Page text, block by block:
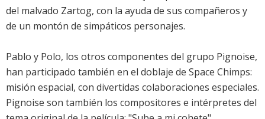
del malvado Zartog, con la ayuda de sus compañeros y
de un montón de simpáticos personajes.
Pablo y Polo, los otros componentes del grupo Pignoise,
han participado también en el doblaje de Space Chimps:
misión espacial, con divertidas colaboraciones especiales.
Pignoise son también los compositores e intérpretes del